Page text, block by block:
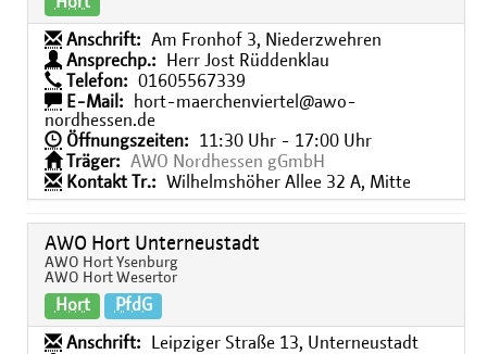
Anschrift:
Am Fronhof 3, Niederzwehren
Ansprechp.:
Herr Jost Rüddenklau
Telefon:
01605567339
E-Mail:
hort-maerchenviertel@awo-
nordhessen.de
Öffnungszeiten:
11:30 Uhr - 17:00 Uhr
Träger:
AWO Nordhessen gGmbH
Kontakt Tr.:
Wilhelmshöher Allee 32 A, Mitte
AWO Hort Unterneustadt
AWO Hort Ysenburg
AWO Hort Wesertor
Hort PfdG
Anschrift:
Leipziger Straße 13, Unterneustadt